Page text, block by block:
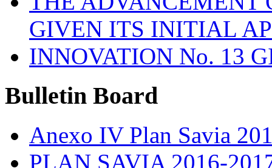
GIVEN ITS INITIAL
INNOVATION No. 13
Bulletin Board
Anexo IV Plan Savia
PLAN SAVIA 2016-